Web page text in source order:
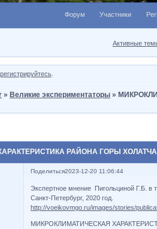
Форум Участники
Активные
.
»Великие экспериментаторы »
РАЙОНА ГОРЫ
Поделиться2023-12-20 11:06:44
Экспертное мнение Пигольциной Г.Б. в
Санкт-Петербург, 2020 год.
http://voeikovmgo.ru/images/stories/
МИКРОКЛИМАТИЧЕСКАЯ